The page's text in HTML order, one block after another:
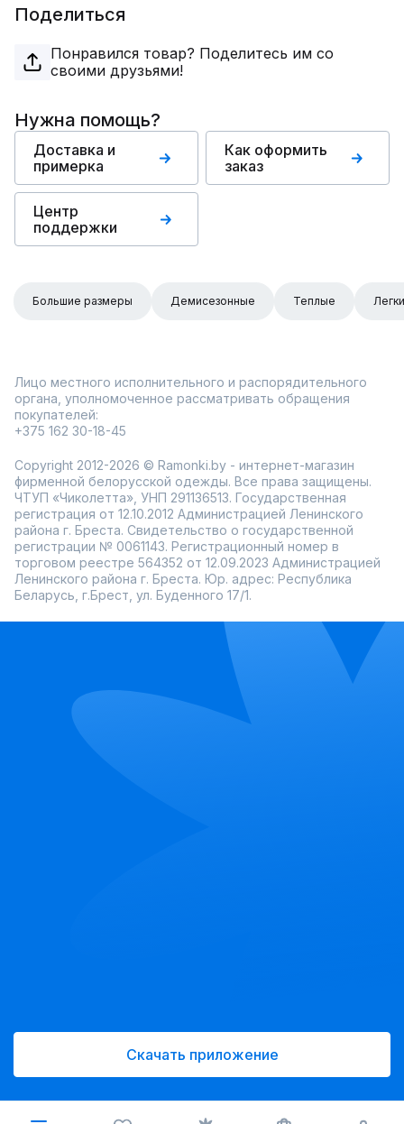
Поделиться
Понравился товар? Поделитесь им со
своими друзьями!
Нужна помощь?
Доставка и
примерка
Как оформить
заказ
Центр
поддержки
Большие размеры Демисезонные Теплые
Лицо местного исполнительного и распорядительного
органа, уполномоченное рассматривать обращения
покупателей:
+375 162 30-18-45
Copyright 2012-2026 © Ramonki.by - интернет-магазин
фирменной белорусской одежды. Все права защищены.
ЧТУП «Чиколетта», УНП 291136513. Государственная
регистрация от 12.10.2012 Администрацией Ленинского
района г. Бреста. Свидетельство о государственной
регистрации № 0061143. Регистрационный номер в
торговом реестре 564352 от 12.09.2023 Администрацией
Ленинского района г. Бреста. Юр. адрес: Республика
Беларусь, г.Брест, ул. Буденного 17/1.
Скачать приложение